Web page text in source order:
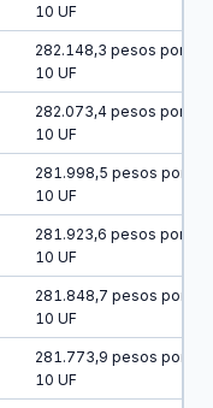
10 UF
282.148,3 pesos por
10 UF
282.073,4 pesos por
10 UF
281.998,5 pesos por
10 UF
281.923,6 pesos por
10 UF
281.848,7 pesos por
10 UF
281.773,9 pesos por
10 UF